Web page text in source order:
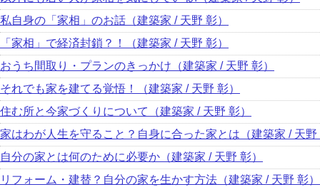
私自身の「家相」のお話（建築家 / 天野 彰）
「家相」で経済封鎖？！（建築家 / 天野 彰）
おうち間取り・プランのきっかけ（建築家 / 天野 彰）
それでも家を建てる覚悟！（建築家 / 天野 彰）
住む所と今家づくりについて（建築家 / 天野 彰）
家はわが人生を守ること？自身に合った家とは（建築家 / 天野
自分の家とは何のために必要か（建築家 / 天野 彰）
リフォーム・建替？自分の家を生かす方法（建築家 / 天野 彰）